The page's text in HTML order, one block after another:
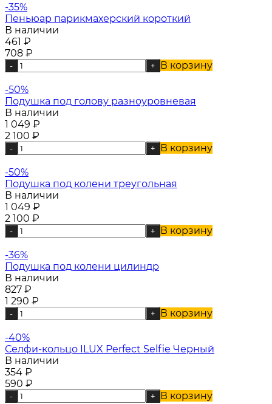
-35%
Пеньюар парикмахерский короткий
В наличии
461 ₽
708 ₽
- + В корзину
-50%
Подушка под голову разноуровневая
В наличии
1 049 ₽
2 100 ₽
- + В корзину
-50%
Подушка под колени треугольная
В наличии
1 049 ₽
2 100 ₽
- + В корзину
-36%
Подушка под колени цилиндр
В наличии
827 ₽
1 290 ₽
- + В корзину
-40%
Селфи-кольцо ILUX Perfect Selfie Черный
В наличии
354 ₽
590 ₽
- + В корзину